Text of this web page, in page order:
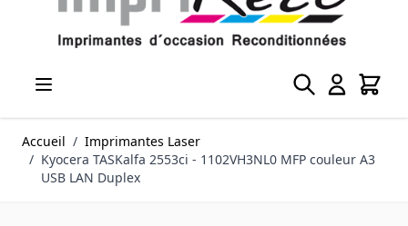
Accueil / Imprimantes Laser
/ Kyocera TASKalfa 2553ci - 1102VH3NL0 MFP couleur A3
USB LAN Duplex